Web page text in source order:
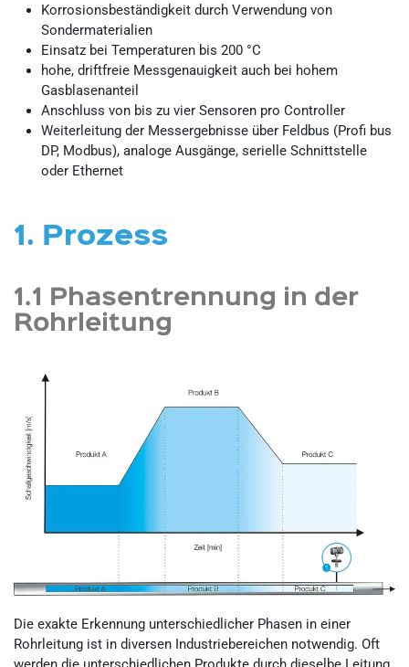
Korrosionsbeständigkeit durch Verwendung von
Sondermaterialien
Einsatz bei Temperaturen bis 200 °C
hohe, driftfreie Messgenauigkeit auch bei hohem
Gasblasenanteil
Anschluss von bis zu vier Sensoren pro Controller
Weiterleitung der Messergebnisse über Feldbus (Profi bus
DP, Modbus), analoge Ausgänge, serielle Schnittstelle
oder Ethernet
1. Prozess
1.1 Phasentrennung in der
Rohrleitung
Die exakte Erkennung unterschiedlicher Phasen in einer
Rohrleitung ist in diversen Industriebereichen notwendig. Oft